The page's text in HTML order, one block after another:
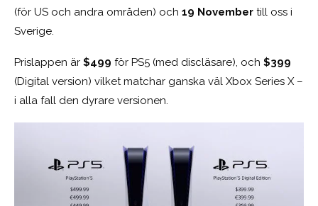
(för US och andra områden) och 19 November till oss i
Sverige.
Prislappen är $499 för PS5 (med discläsare), och $399
(Digital version) vilket matchar ganska väl Xbox Series X –
i alla fall den dyrare versionen.